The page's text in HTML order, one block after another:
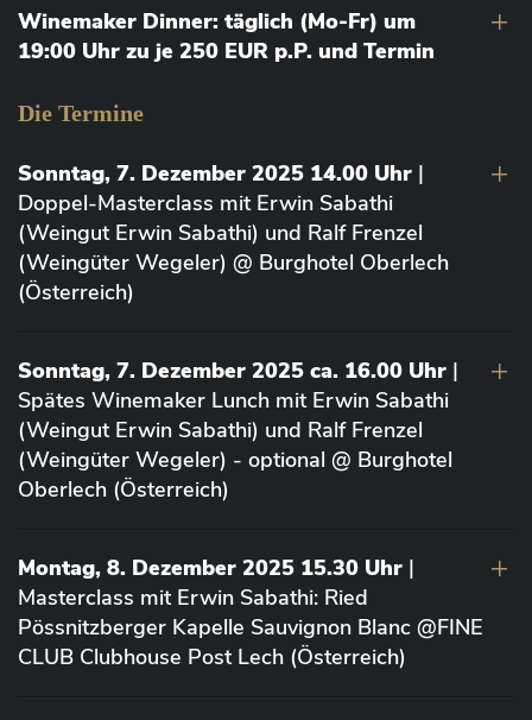
Winemaker Dinner: täglich (Mo-Fr) um
19:00 Uhr zu je 250 EUR p.P. und Termin
Die Termine
Sonntag, 7. Dezember 2025 14.00 Uhr |
Doppel-Masterclass mit Erwin Sabathi
(Weingut Erwin Sabathi) und Ralf Frenzel
(Weingüter Wegeler) @ Burghotel Oberlech
(Österreich)
Sonntag, 7. Dezember 2025 ca. 16.00 Uhr |
Spätes Winemaker Lunch mit Erwin Sabathi
(Weingut Erwin Sabathi) und Ralf Frenzel
(Weingüter Wegeler) - optional @ Burghotel
Oberlech (Österreich)
Montag, 8. Dezember 2025 15.30 Uhr |
Masterclass mit Erwin Sabathi: Ried
Pössnitzberger Kapelle Sauvignon Blanc @FINE
CLUB Clubhouse Post Lech (Österreich)